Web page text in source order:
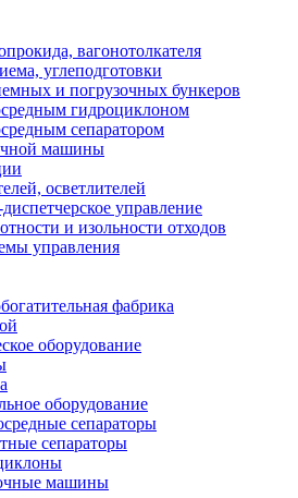
вагонотолкателя
углеподготовки
и погрузочных бункеров
гидроциклоном
сепаратором
машины
осветлителей
управление
и изольности отходов
управления
фабрика
оборудование
оборудование
сепараторы
сепараторы
машины